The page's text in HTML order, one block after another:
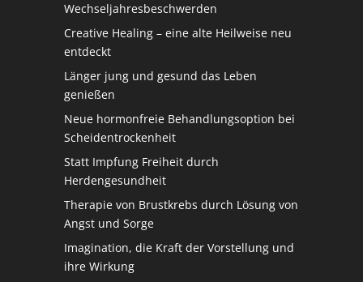
Wechseljahresbeschwerden
Creative Healing – eine alte Heilweise neu
entdeckt
Länger jung und gesund das Leben
genießen
Neue hormonfreie Behandlungsoption bei
Scheidentrockenheit
Statt Impfung Freiheit durch
Herdengesundheit
Therapie von Brustkrebs durch Lösung von
Angst und Sorge
Imagination, die Kraft der Vorstellung und
ihre Wirkung